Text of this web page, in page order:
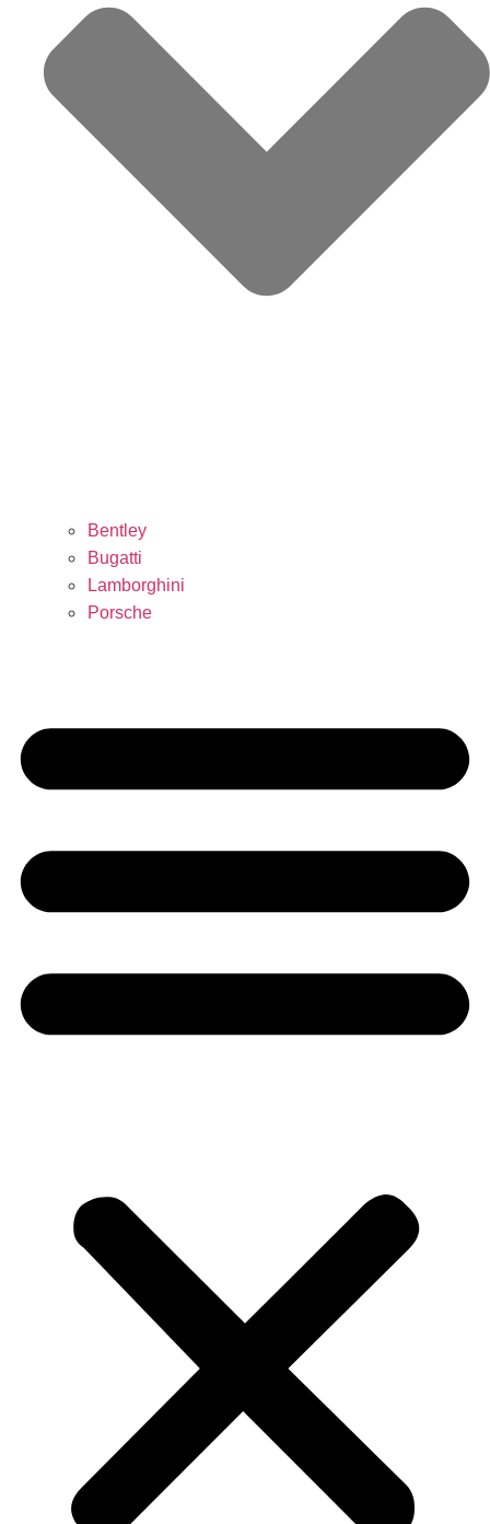
Bentley
Bugatti
Lamborghini
Porsche